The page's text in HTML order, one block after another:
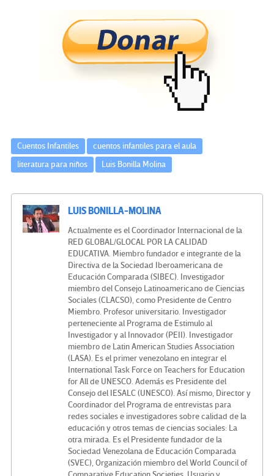
tt
er
gr
a
m
ke
dI
n
ail m
p
ar
tir
Cuentos Infantiles
cuentos infantiles para el aula
literatura para niños
Luis Bonilla Molina
LUIS BONILLA-MOLINA
Actualmente es el Coordinador Internacional de la
RED GLOBAL/GLOCAL POR LA CALIDAD
EDUCATIVA. Miembro fundador e integrante de la
Directiva de la Sociedad Iberoamericana de
Educación Comparada (SIBEC). Investigador
miembro del Consejo Latinoamericano de Ciencias
Sociales (CLACSO), como Presidente de Centro
Miembro. Profesor universitario. Investigador
perteneciente al Programa de Estimulo al
Investigador y al Innovador (PEII). Investigador
miembro de Latin American Studies Association
(LASA). Es el primer venezolano en integrar el
International Task Force on Teachers for Education
for All de UNESCO. Además es Presidente del
Consejo del IESALC (UNESCO). Así mismo, Director y
Coordinador del Programa de entrevistas para
redes sociales e investigadores sobre calidad de la
educación y otros temas de ciencias sociales: La
otra mirada. Es el Presidente fundador de la
Sociedad Venezolana de Educación Comparada
(SVEC), Organización miembro del World Council of